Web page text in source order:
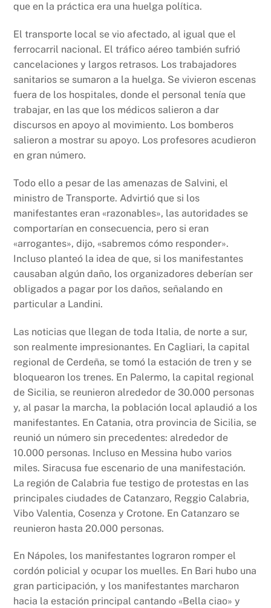
que en la práctica era una huelga política.
El transporte local se vio afectado, al igual que el
ferrocarril nacional. El tráfico aéreo también sufrió
cancelaciones y largos retrasos. Los trabajadores
sanitarios se sumaron a la huelga. Se vivieron escenas
fuera de los hospitales, donde el personal tenía que
trabajar, en las que los médicos salieron a dar
discursos en apoyo al movimiento. Los bomberos
salieron a mostrar su apoyo. Los profesores acudieron
en gran número.
Todo ello a pesar de las amenazas de Salvini, el
ministro de Transporte. Advirtió que si los
manifestantes eran «razonables», las autoridades se
comportarían en consecuencia, pero si eran
«arrogantes», dijo, «sabremos cómo responder».
Incluso planteó la idea de que, si los manifestantes
causaban algún daño, los organizadores deberían ser
obligados a pagar por los daños, señalando en
particular a Landini.
Las noticias que llegan de toda Italia, de norte a sur,
son realmente impresionantes. En Cagliari, la capital
regional de Cerdeña, se tomó la estación de tren y se
bloquearon los trenes. En Palermo, la capital regional
de Sicilia, se reunieron alrededor de 30.000 personas
y, al pasar la marcha, la población local aplaudió a los
manifestantes. En Catania, otra provincia de Sicilia, se
reunió un número sin precedentes: alrededor de
10.000 personas. Incluso en Messina hubo varios
miles. Siracusa fue escenario de una manifestación.
La región de Calabria fue testigo de protestas en las
principales ciudades de Catanzaro, Reggio Calabria,
Vibo Valentia, Cosenza y Crotone. En Catanzaro se
reunieron hasta 20.000 personas.
En Nápoles, los manifestantes lograron romper el
cordón policial y ocupar los muelles. En Bari hubo una
gran participación, y los manifestantes marcharon
hacia la estación principal cantando «Bella ciao» y